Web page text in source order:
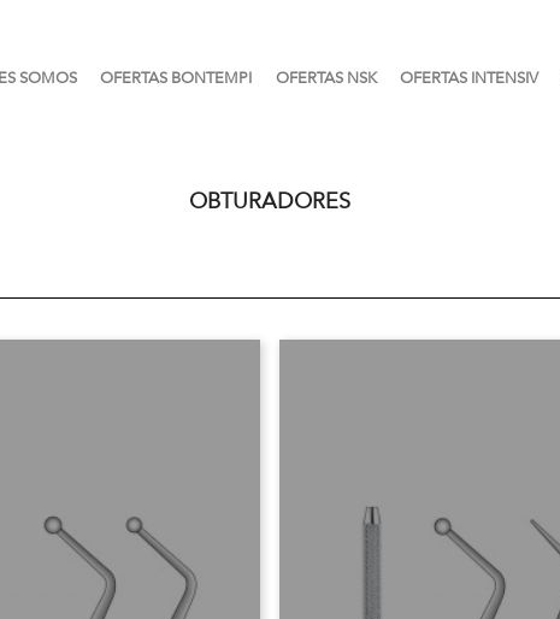
SOMOS OFERTAS BONTEMPI OFERTAS NSK OFERTAS INTENSIV
OBTURADORES